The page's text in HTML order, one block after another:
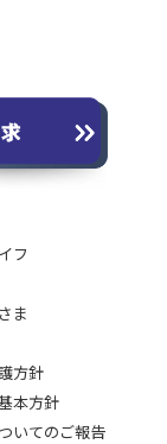
フ
ま
方針
本方針
いてのご報告